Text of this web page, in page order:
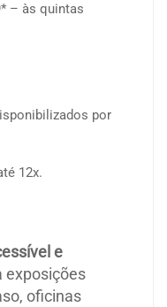
* – às quintas
por
12x.
e
exposições
oficinas